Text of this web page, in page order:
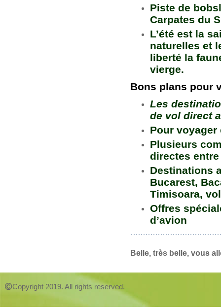
Piste de
Carpates du
L’été est la
naturelles et
liberté la
vierge.
Bons plans pour
Les
de vol direct
Pour voyager
Plusieurs
directes
Destinations
Bucarest,
Timisoara,
Offres
d’avion
Belle, très belle, vous
Copyright 2019. All rights reserved.